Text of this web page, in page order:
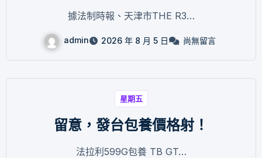
據法制時報、天津市THE R3…
admin 2026 年 8 月 5 日 尚無留言
星期五
留意，發台包養價格射！
法拉利599G包養 TB GT…